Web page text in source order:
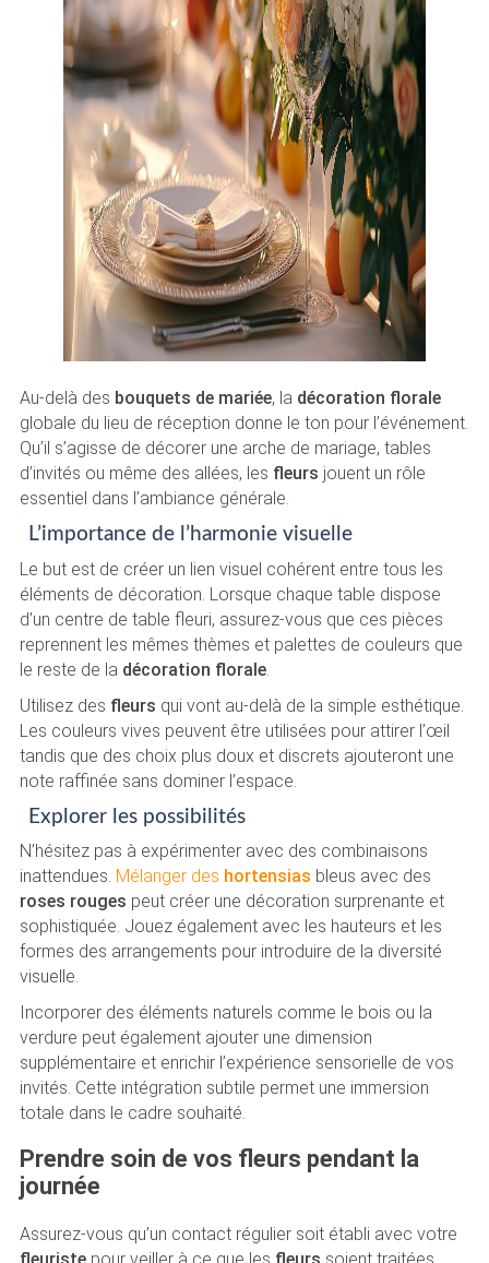
Au-delà des bouquets de mariée, la décoration florale
globale du lieu de réception donne le ton pour l’événement.
Qu’il s’agisse de décorer une arche de mariage, tables
d’invités ou même des allées, les fleurs jouent un rôle
essentiel dans l’ambiance générale.
L’importance de l’harmonie visuelle
Le but est de créer un lien visuel cohérent entre tous les
éléments de décoration. Lorsque chaque table dispose
d’un centre de table fleuri, assurez-vous que ces pièces
reprennent les mêmes thèmes et palettes de couleurs que
le reste de la décoration florale.
Utilisez des fleurs qui vont au-delà de la simple esthétique.
Les couleurs vives peuvent être utilisées pour attirer l’œil
tandis que des choix plus doux et discrets ajouteront une
note raffinée sans dominer l’espace.
Explorer les possibilités
N’hésitez pas à expérimenter avec des combinaisons
inattendues. Mélanger des hortensias bleus avec des
roses rouges peut créer une décoration surprenante et
sophistiquée. Jouez également avec les hauteurs et les
formes des arrangements pour introduire de la diversité
visuelle.
Incorporer des éléments naturels comme le bois ou la
verdure peut également ajouter une dimension
supplémentaire et enrichir l’expérience sensorielle de vos
invités. Cette intégration subtile permet une immersion
totale dans le cadre souhaité.
Prendre soin de vos fleurs pendant la
journée
Assurez-vous qu’un contact régulier soit établi avec votre